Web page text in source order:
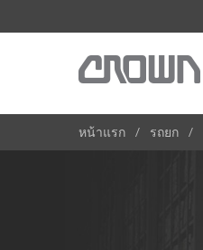
หน้าแรก รถยก